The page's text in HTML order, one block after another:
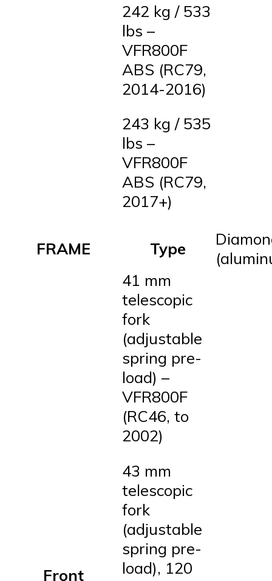
242 kg / 533
lbs –
VFR800F
ABS (RC79,
2014-2016)
243 kg / 535
lbs –
VFR800F
ABS (RC79,
2017+)
FRAME Type
Front
41 mm
telescopic
fork
(adjustable
spring pre-
load) –
VFR800F
(RC46, to
2002)
43 mm
telescopic
fork
(adjustable
spring pre-
load), 120